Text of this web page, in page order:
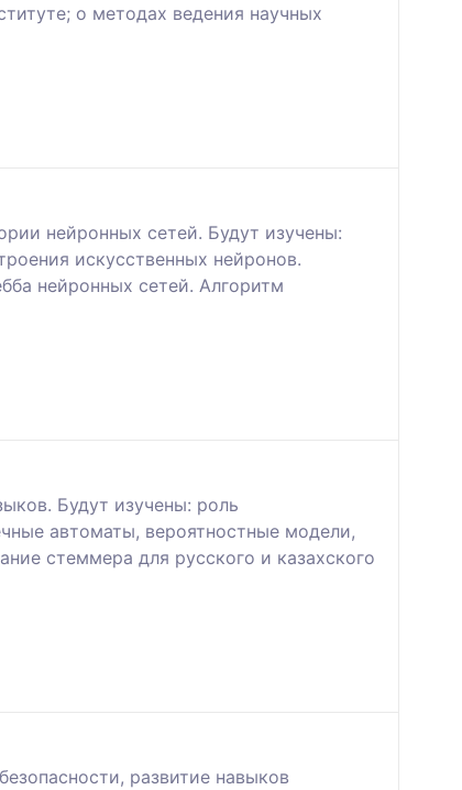
о методах ведения научных
нейронных сетей. Будут изучены:
искусственных нейронов.
нейронных сетей. Алгоритм
Будут изучены: роль
автоматы, вероятностные модели,
стеммера для русского и казахского
развитие навыков